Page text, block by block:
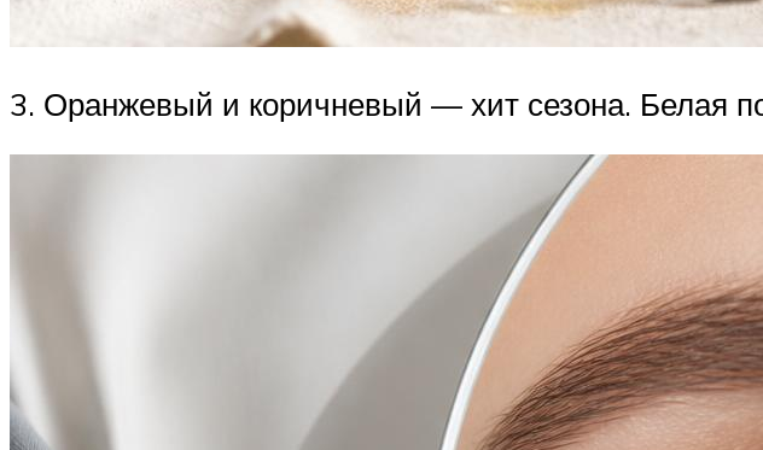
3. Оранжевый и коричневый — хит сезона. Белая